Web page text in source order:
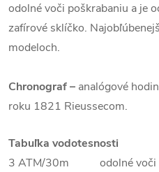
odolné voči poškrabaniu a je
zafírové sklíčko.
modeloch.
Chronograf – analógové
roku 1821 Rieussecom.
Tabuľka vodotesnosti
3 ATM/30m odolné voči